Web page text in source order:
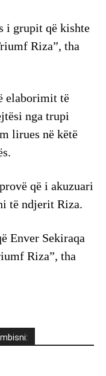
i grupit që kishte
Riza”, tha
elaborimit të
nga trupi
lirues në këtë
që i akuzuari
të ndjerit Riza.
Enver Sekiraqa
Riza”, tha